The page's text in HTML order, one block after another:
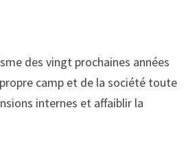
des vingt prochaines années
camp et de la société toute
internes et affaiblir la